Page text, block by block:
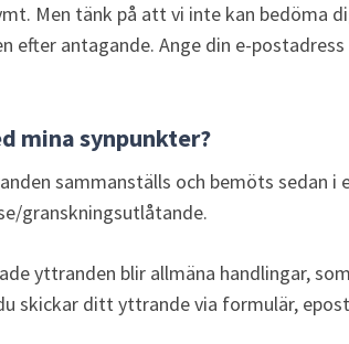
Men tänk på att vi inte kan bedöma
efter antagande. Ange din e-
mina synpunkter?
sammanställs och bemöts sedan i
granskningsutlåtande.
yttranden blir allmäna handlingar,
skickar ditt yttrande via formulär,